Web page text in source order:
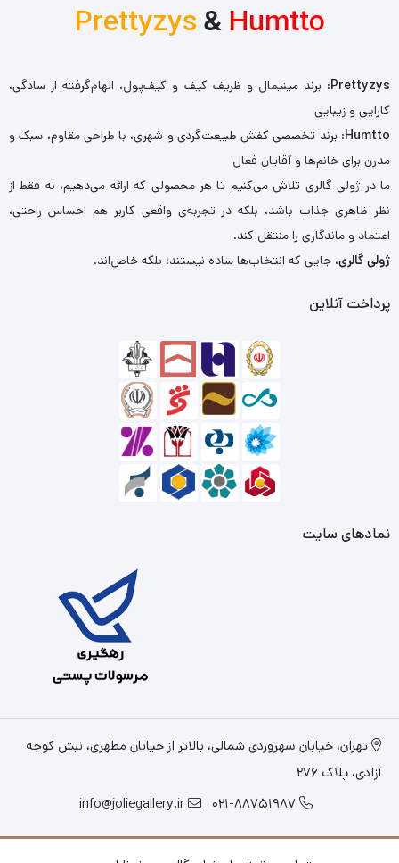
Prettyzys& Humtto
Prettyzys: برند مینیمال و ظریف کیف و کیف‌پول، الهام‌گرفته از سادگی،
کارایی و زیبایی
Humtto: برند تخصصی کفش طبیعت‌گردی و شهری، با طراحی مقاوم، سبک و
مدرن برای خانم‌ها و آقایان فعال
ما در ژولی گالری تلاش می‌کنیم تا هر محصولی که ارائه می‌دهیم، نه فقط از
نظر ظاهری جذاب باشد، بلکه در تجربه‌ی واقعی کاربر هم احساس راحتی،
اعتماد و ماندگاری را منتقل کند.
ژولی گالری، جایی که انتخاب‌ها ساده نیستند؛ بلکه خاص‌اند.
پرداخت آنلاین
نمادهای سایت
تهران، خیابان سهروردی شمالی، بالاتر از خیابان مطهری، نبش کوچه
آزادی، پلاک 276
021-88751987
info@joliegallery.ir